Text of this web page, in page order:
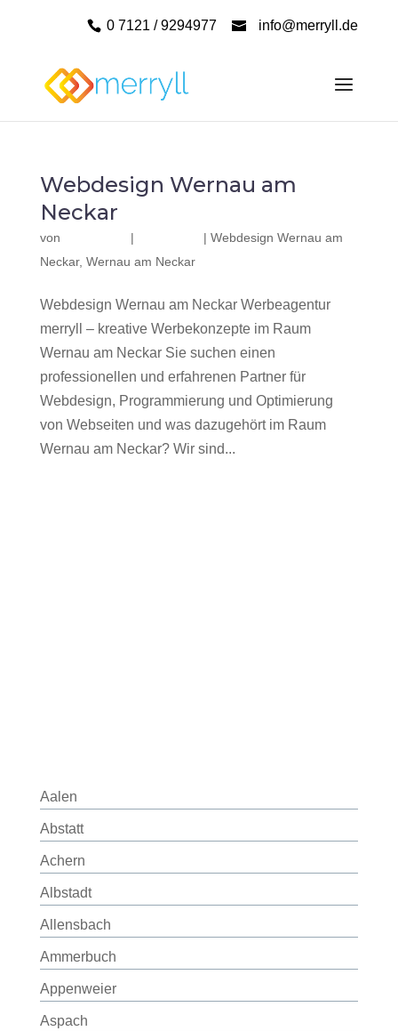
0 7121 / 9294977 info@merryll.de
Webdesign Wernau am
Neckar
von | | Webdesign Wernau am
Neckar, Wernau am Neckar
Webdesign Wernau am Neckar Werbeagentur
merryll – kreative Werbekonzepte im Raum
Wernau am Neckar Sie suchen einen
professionellen und erfahrenen Partner für
Webdesign, Programmierung und Optimierung
von Webseiten und was dazugehört im Raum
Wernau am Neckar? Wir sind...
Aalen
Abstatt
Achern
Albstadt
Allensbach
Ammerbuch
Appenweier
Aspach